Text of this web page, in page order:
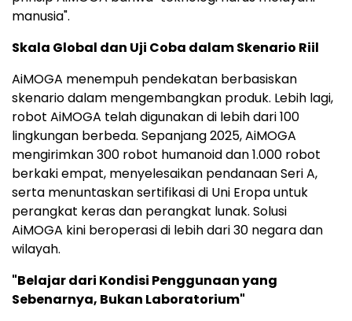
manusia".
Skala Global dan Uji Coba dalam Skenario Riil
AiMOGA menempuh pendekatan berbasiskan
skenario dalam mengembangkan produk. Lebih lagi,
robot AiMOGA telah digunakan di lebih dari 100
lingkungan berbeda. Sepanjang 2025, AiMOGA
mengirimkan 300 robot humanoid dan 1.000 robot
berkaki empat, menyelesaikan pendanaan Seri A,
serta menuntaskan sertifikasi di Uni Eropa untuk
perangkat keras dan perangkat lunak. Solusi
AiMOGA kini beroperasi di lebih dari 30 negara dan
wilayah.
"Belajar dari Kondisi Penggunaan yang
Sebenarnya, Bukan Laboratorium"